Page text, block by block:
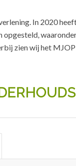
In 2020
opgesteld,
zien wij het